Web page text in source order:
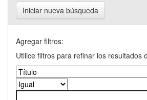
Iniciar nueva búsqueda
Agregar filtros:
Utilice filtros para refinar los resultados